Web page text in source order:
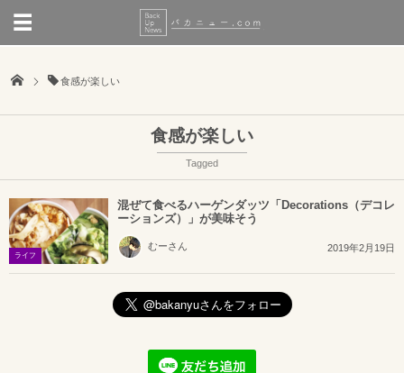
食感が楽しい
食感が楽しい
Tagged
ライフ
混ぜて食べるハーゲンダッツ「Decorations（デコレ
ーションズ）」が美味そう
むーさん 2019年2月19日